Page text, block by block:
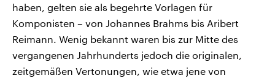
haben, gelten sie als begehrte Vorlagen für
Komponisten – von Johannes Brahms bis Aribert
Reimann. Wenig bekannt waren bis zur Mitte des
vergangenen Jahrhunderts jedoch die originalen,
zeitgemäßen Vertonungen, wie etwa jene von